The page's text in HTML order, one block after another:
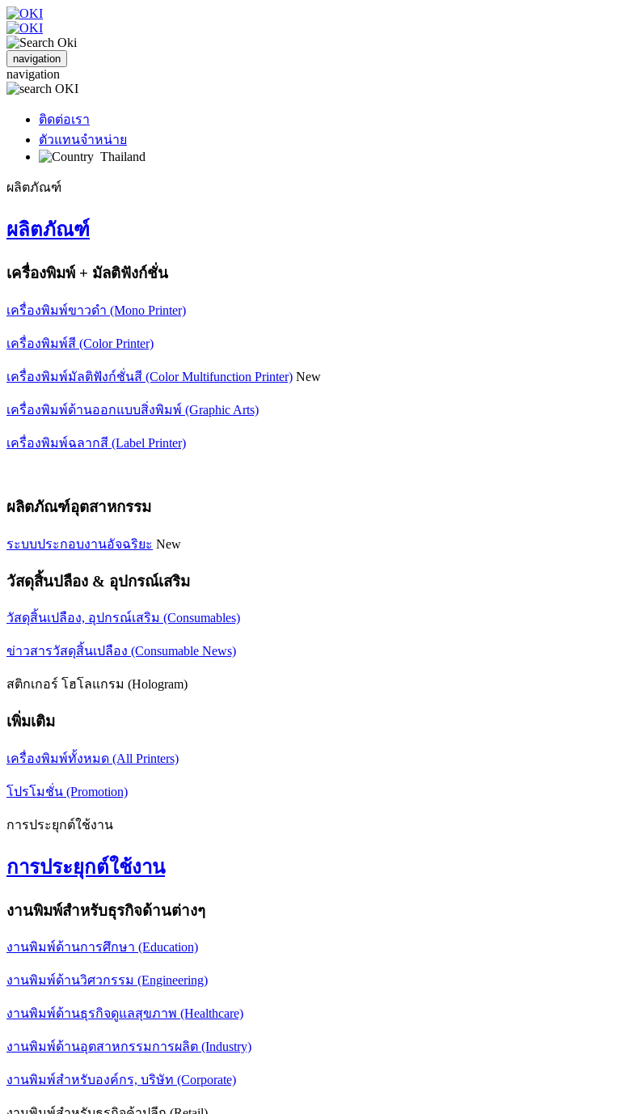
navigation
navigation
ติดต่อเรา
ตัวแทนจำหน่าย
Thailand
ผลิตภัณฑ์
ผลิตภัณฑ์
เครื่องพิมพ์ + มัลติฟังก์ชั่น
เครื่องพิมพ์ขาวดำ (Mono Printer)
เครื่องพิมพ์สี (Color Printer)
เครื่องพิมพ์มัลติฟังก์ชั่นสี (Color Multifunction Printer) New
เครื่องพิมพ์ด้านออกแบบสิ่งพิมพ์ (Graphic Arts)
เครื่องพิมพ์ฉลากสี (Label Printer)
ผลิตภัณฑ์อุตสาหกรรม
ระบบประกอบงานอัจฉริยะ New
วัสดุสิ้นปลือง & อุปกรณ์เสริม
วัสดุสิ้นเปลือง, อุปกรณ์เสริม (Consumables)
ข่าวสารวัสดุสิ้นเปลือง (Consumable News)
สติกเกอร์ โฮโลแกรม (Hologram)
เพิ่มเติม
เครื่องพิมพ์ทั้งหมด (All Printers)
โปรโมชั่น (Promotion)
การประยุกต์ใช้งาน
การประยุกต์ใช้งาน
งานพิมพ์สำหรับธุรกิจด้านต่างๆ
งานพิมพ์ด้านการศึกษา (Education)
งานพิมพ์ด้านวิศวกรรม (Engineering)
งานพิมพ์ด้านธุรกิจดูแลสุขภาพ (Healthcare)
งานพิมพ์ด้านอุตสาหกรรมการผลิต (Industry)
งานพิมพ์สำหรับองค์กร, บริษัท (Corporate)